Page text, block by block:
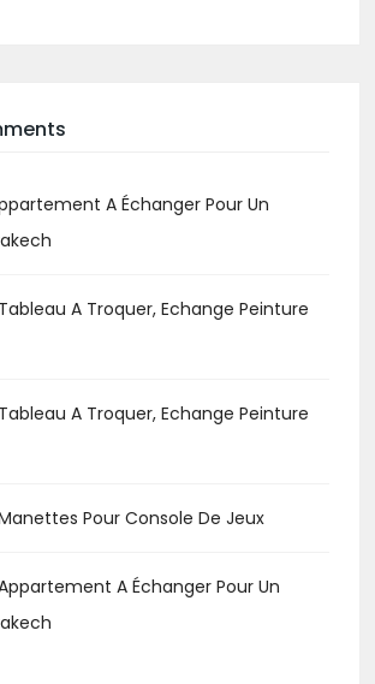
A Échanger Pour Un
Tableau A Troquer, Echange Peinture
Tableau A Troquer, Echange Peinture
Pour Console De Jeux
A Échanger Pour Un